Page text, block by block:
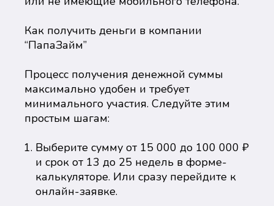
Как получить деньги в компании
“ПапаЗайм”
Процесс получения денежной суммы
максимально удобен и требует
минимального участия. Следуйте этим
простым шагам:
Выберите сумму от 15 000 до 100 000 ₽
и срок от 13 до 25 недель в форме-
калькуляторе. Или сразу перейдите к
онлайн-заявке.